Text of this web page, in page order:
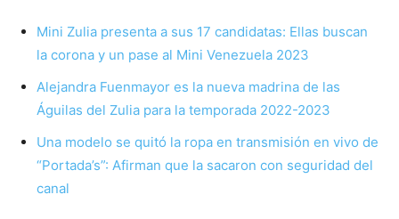
Mini Zulia presenta a sus 17 candidatas: Ellas buscan
la corona y un pase al Mini Venezuela 2023
Alejandra Fuenmayor es la nueva madrina de las
Águilas del Zulia para la temporada 2022-2023
Una modelo se quitó la ropa en transmisión en vivo de
“Portada’s”: Afirman que la sacaron con seguridad del
canal